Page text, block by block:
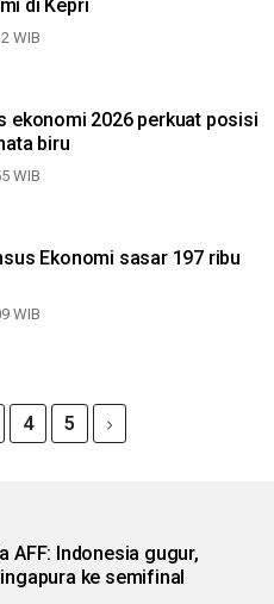
di Kepri
WIB
ekonomi 2026 perkuat posisi
biru
WIB
Ekonomi sasar 197 ribu
WIB
4 5
AFF: Indonesia gugur,
ke semifinal